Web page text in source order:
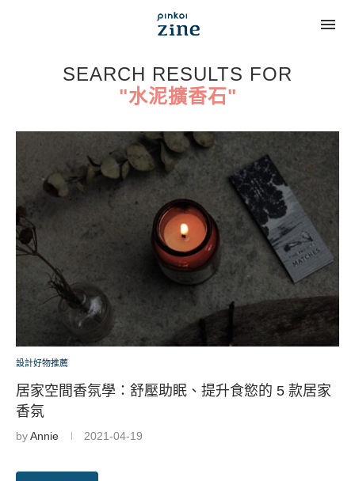
SEARCH RESULTS FOR
"水泥擴香石"
設計好物推薦
居家空間香氛學：舒壓助眠、提升食慾的 5 款居家
香氛
byAnnie 2021-04-19